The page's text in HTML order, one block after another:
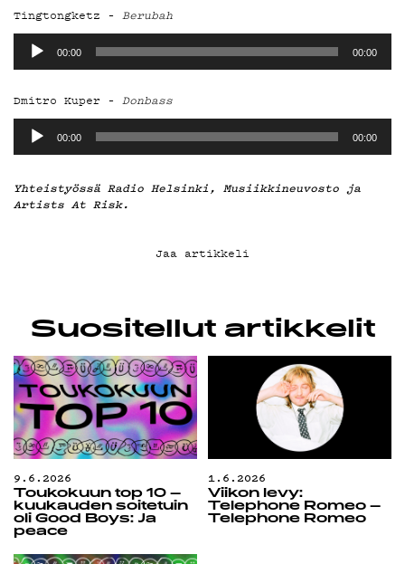
Tingtongketz – Berubah
Äänitoistin
00:00 00:00
Dmitro Kuper – Donbass
Äänitoistin
00:00 00:00
Yhteistyössä Radio Helsinki, Musiikkineuvosto ja
Artists At Risk.
Jaa artikkeli
Suositellut artikkelit
9.6.2026
Toukokuun top 10 –
kuukauden soitetuin
oli Good Boys: Ja
peace
1.6.2026
Viikon levy:
Telephone Romeo –
Telephone Romeo